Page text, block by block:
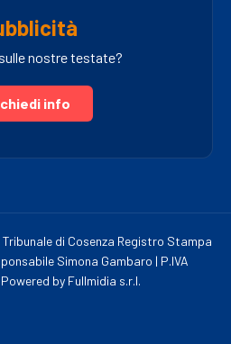
nostre testate?
info
di Cosenza Registro Stampa
Simona Gambaro | P.IVA
by Fullmidia s.r.l.